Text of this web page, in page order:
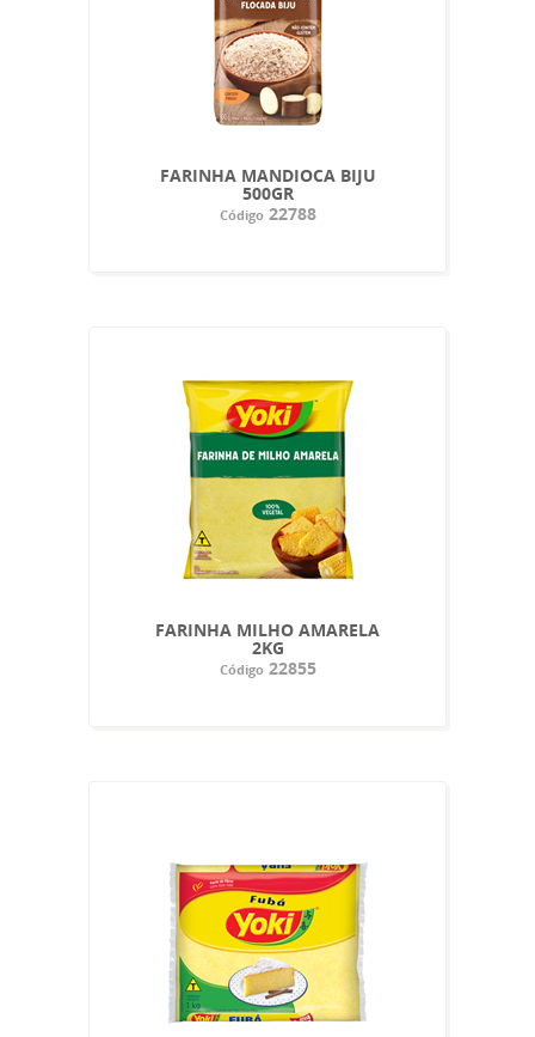
FARINHA MANDIOCA BIJU
500GR
Código22788
FARINHA MILHO AMARELA
2KG
Código22855